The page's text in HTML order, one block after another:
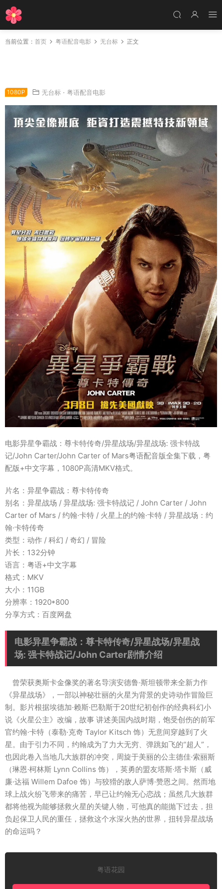
当前位置： 首页 粤语配音电影 无台标 正文
1080P 无台标 · 粤语配音电影
电影异星争霸战：尊卡特传奇/异星战场/异星战场: 强卡特战
记/John Carter/John Carter of Mars粤语配音版全集下载，粤
配版+中文字幕，1080P高清MKV格式。
片名：异星争霸战：尊卡特传奇
别名：异星战场 / 异星战场: 强卡特战记 / John Carter / John
Carter of Mars / 约翰·卡特 / 火星上的约翰·卡特 / 异星战场：约
翰·卡特传奇
类型：动作 / 科幻 / 奇幻 / 冒险
片长：132分钟
语言：粤语+中文字幕
格式：MKV
大小：11GB
分辨率：1920*800
分享方式：百度网盘
电影异星争霸战：尊卡特传奇/异星战场/异星战
场: 强卡特战记/John Carter剧情介绍
曾荣获奥斯卡金像奖的著名导演安德鲁·斯坦顿带来全新力作
《异星战场》，一部以神秘壮丽的火星为背景的史诗动作冒险巨
制。影片根据埃德加·赖斯·巴勒斯于20世纪初创作的经典科幻小
说《火星公主》改编，故事 讲述美国内战时期，饱受创伤的前军
官约翰·卡特（泰勒·克奇 Taylor Kitsch 饰）无意间穿越到了火
星。由于引力不同，约翰成为了力大无穷、弹跳如飞的“超人”，
也因此卷入当地几大族群的冲突，周旋于美丽的公主德佳·索丽斯
（琳恩·柯林斯 Lynn Collins 饰），英勇的盟友塔斯·塔卡斯（威
廉·达福 Willem Dafoe 饰）与狡猾的敌人萨博·赞恩之间。然而地
球上战火纷飞带来的痛苦，早已让约翰无心恋战；虽然几大族群
都将他视为能够拯救火星的关键人物，可他真的能抛下过去，担
负起保卫人民的重任，拯救这个水深火热的世界，扭转异星战场
的命运吗？
粤语花园